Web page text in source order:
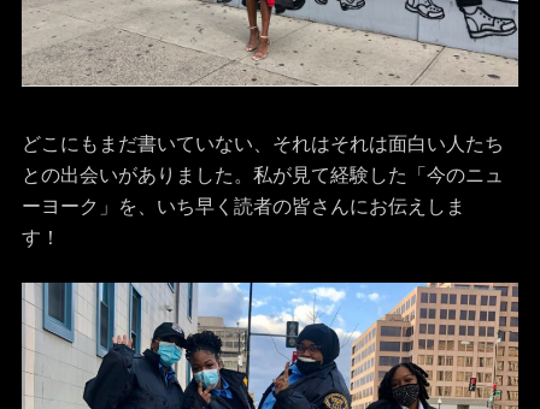
どこにもまだ書いていない、それはそれは面白い人たち
との出会いがありました。私が見て経験した「今のニュ
ーヨーク」を、いち早く読者の皆さんにお伝えしま
す！